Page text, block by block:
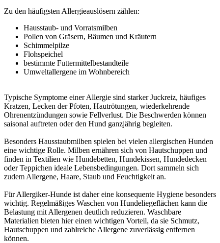
Zu den häufigsten Allergieauslösern zählen:
Hausstaub- und Vorratsmilben
Pollen von Gräsern, Bäumen und Kräutern
Schimmelpilze
Flohspeichel
bestimmte Futtermittelbestandteile
Umweltallergene im Wohnbereich
Typische Symptome einer Allergie sind starker Juckreiz, häufiges
Kratzen, Lecken der Pfoten, Hautrötungen, wiederkehrende
Ohrenentzündungen sowie Fellverlust. Die Beschwerden können
saisonal auftreten oder den Hund ganzjährig begleiten.
Besonders Hausstaubmilben spielen bei vielen allergischen Hunden
eine wichtige Rolle. Milben ernähren sich von Hautschuppen und
finden in Textilien wie Hundebetten, Hundekissen, Hundedecken
oder Teppichen ideale Lebensbedingungen. Dort sammeln sich
zudem Allergene, Haare, Staub und Feuchtigkeit an.
Für Allergiker-Hunde ist daher eine konsequente Hygiene besonders
wichtig. Regelmäßiges Waschen von Hundeliegeflächen kann die
Belastung mit Allergenen deutlich reduzieren. Waschbare
Materialien bieten hier einen wichtigen Vorteil, da sie Schmutz,
Hautschuppen und zahlreiche Allergene zuverlässig entfernen
können.